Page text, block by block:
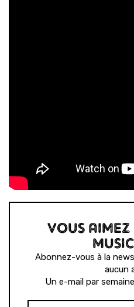
VOUS AIMEZ
Abonnez-vous à la
aucun
Un e-mail par